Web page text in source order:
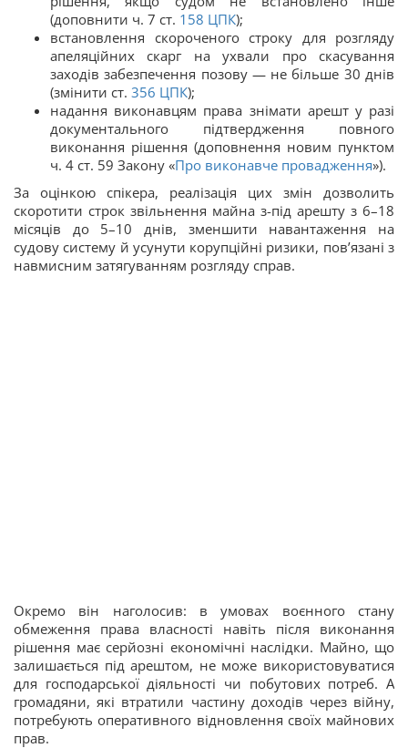
(доповнити ч. 7 ст. 158 ЦПК);
встановлення скороченого строку для розгляду
апеляційних скарг на ухвали про скасування
заходів забезпечення позову — не більше 30 днів
(змінити ст. 356 ЦПК);
надання виконавцям права знімати арешт у разі
документального підтвердження повного
виконання рішення (доповнення новим пунктом
ч. 4 ст. 59 Закону «Про виконавче провадження»).
За оцінкою спікера, реалізація цих змін дозволить
скоротити строк звільнення майна з-під арешту з 6–18
місяців до 5–10 днів, зменшити навантаження на
судову систему й усунути корупційні ризики, пов’язані з
навмисним затягуванням розгляду справ.
Окремо він наголосив: в умовах воєнного стану
обмеження права власності навіть після виконання
рішення має серйозні економічні наслідки. Майно, що
залишається під арештом, не може використовуватися
для господарської діяльності чи побутових потреб. А
громадяни, які втратили частину доходів через війну,
потребують оперативного відновлення своїх майнових
прав.